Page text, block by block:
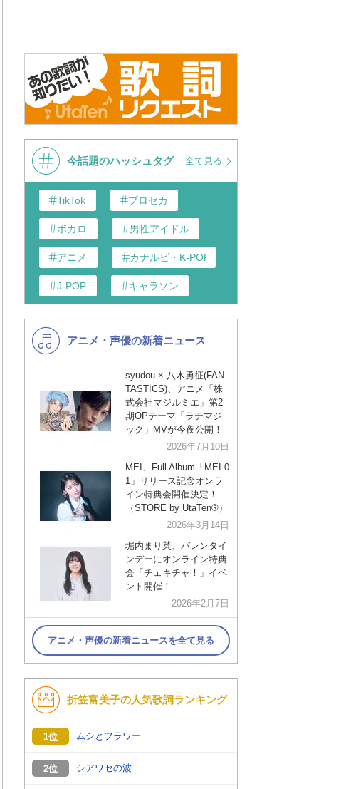
今話題のハッシュタグ 全て見る
TikTok プロセカ
ボカロ 男性アイドル
アニメ カナルビ・K-POP和訳
J-POP キャラソン
K-POP バンド
洋楽
VTuber ディズニー
アニメ・声優の新着ニュース
syudou × 八木勇征(FAN
TASTICS)、アニメ「株
式会社マジルミエ」第2
期OPテーマ「ラテマジ
ック」MVが今夜公開！
2026年7月10日
MEI、Full Album「MEI.0
1」リリース記念オンラ
イン特典会開催決定！
（STORE by UtaTen®︎）
2026年3月14日
堀内まり菜、バレンタイ
ンデーにオンライン特典
会「チェキチャ！」イベ
ント開催！
2026年2月7日
アニメ・声優の新着ニュースを全て見る
折笠富美子の人気歌詞ランキング
1位 ムシとフラワー
2位 シアワセの波